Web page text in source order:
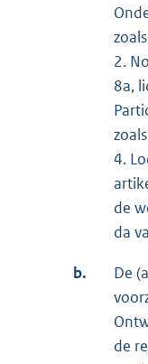
2.
8a,
4.
de
da
b.
De
de